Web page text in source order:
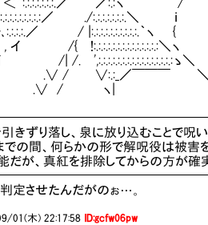
／ ./:.:.:.:.:.:.:.＼ ｉ
/ |:.:.:.:.:.:.:.:.:.:.｀ヽ {
/{ !:.:.:.:.:.:.:.:.:.:.:.:.:.:＼ヽ
| /. ',:.:.:.:.:.:.:.:.:.:.:.:.:.:.:.:ゝ＼
.∨ / ∨:.:_／￣￣￣
- ∨ .∨ / ヽ|
ステ
きずり落し、泉に放り込むことで呪
の間、何らかの形で解呪役は被害
が、真紅を排除してからの方が確
定させたんだがのぉ…。
01(木) 22:17:58 ID:gcfw06pw